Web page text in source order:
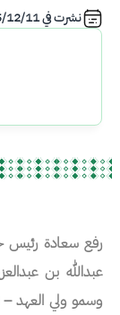
نشرت في12/11
رفع سعادة رئيس
عبدالله بن
وسمو ولي العهد –